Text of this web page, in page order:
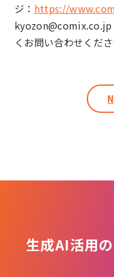
ジ： https://
くお問い合わせくだ
生成AI活用